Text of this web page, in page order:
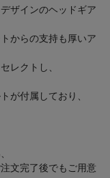
ザインのヘッドギア
からの支持も厚いア
レクトし、
が付属しており、
文完了後でもご用意